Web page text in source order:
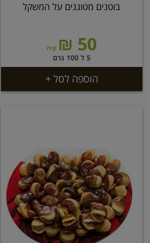
בוטנים מטוגנים על המשקל
50 ₪ קילו
5 ל 100 גרם
הוספה לסל +